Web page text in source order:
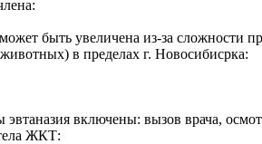
быть увеличена из-за сложности
в пределах г. Новосибисрка:
включены: вызов врача,
ЖКТ: